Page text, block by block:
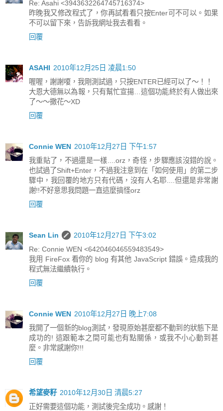
Re: Asahi <3943632264745716374>
昨晚我又修改程式了，你再試看看只按Enter可不可以。如果
不可以留下來，告訴我網址我去看看。
回覆
ASAHI 2010年12月25日 凌晨1:50
喔喔，謝謝嗄，我剛測試過，只按ENTER已經可以了～！！
大恩大德無以為報，只有幫忙宣揚…這個功能終於有人做出來
了～～撒花～XD
回覆
Connie WEN 2010年12月27日 下午1:57
我重貼了，不過還是一樣....orz，奇怪，步驟應該沒錯的說。
也試過了Shift+Enter，不過我注意到在「如何使用」的第二步
驟中，我回覆的地方只有代碼，沒有人名耶....但還是非常謝
謝!!不好意思我問題一直這麼搞怪orz
回覆
Sean Lin
2010年12月27日 下午3:02
Re: Connie WEN <642046046559483549>
我用 FireFox 看你的 blog 有其他 JavaScript 錯誤。造成我的
程式無法繼續執行。
回覆
Connie WEN 2010年12月27日 晚上7:08
我開了一個新的blog測試，發現原始甚麼都不動到的狀態下是
成功的! 這跟範本之間可能也有點關係，或我不小心動到甚
麼。非常感謝你!!!
回覆
希望麥籽 2010年12月30日 清晨5:27
正好需要這個功能，測試後完全成功。感謝！